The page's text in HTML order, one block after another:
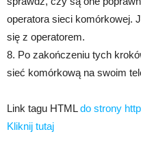
operatora sieci komórkowej.
się z operatorem.
8. Po zakończeniu tych
sieć komórkową na swoim
Link tagu HTMLdo strony
Kliknij tutaj